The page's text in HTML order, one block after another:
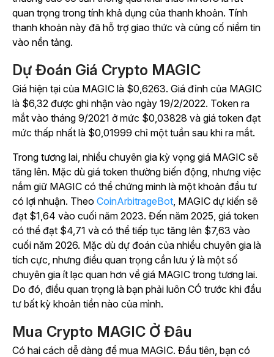
quan trọng trong tính khả dụng của thanh khoản. Tính
thanh khoản này đã hỗ trợ giao thức và củng cố niềm tin
vào nền tảng.
Dự Đoán Giá Crypto MAGIC
Giá hiện tại của MAGIC là $0,6263. Giá đỉnh của MAGIC
là $6,32 được ghi nhận vào ngày 19/2/2022. Token ra
mắt vào tháng 9/2021 ở mức $0,03828 và giá token đạt
mức thấp nhất là $0,01999 chỉ một tuần sau khi ra mắt.
Trong tương lai, nhiều chuyên gia kỳ vọng giá MAGIC sẽ
tăng lên. Mặc dù giá token thường biến động, nhưng việc
nắm giữ MAGIC có thể chứng minh là một khoản đầu tư
có lợi nhuận. Theo CoinArbitrageBot, MAGIC dự kiến sẽ
đạt $1,64 vào cuối năm 2023. Đến năm 2025, giá token
có thể đạt $4,71 và có thể tiếp tục tăng lên $7,63 vào
cuối năm 2026. Mặc dù dự đoán của nhiều chuyên gia là
tích cực, nhưng điều quan trọng cần lưu ý là một số
chuyên gia ít lạc quan hơn về giá MAGIC trong tương lai.
Do đó, điều quan trọng là bạn phải luôn CÓ trước khi đầu
tư bất kỳ khoản tiền nào của mình.
Mua Crypto MAGIC Ở Đâu
Có hai cách dễ dàng để mua MAGIC. Đầu tiên, bạn có